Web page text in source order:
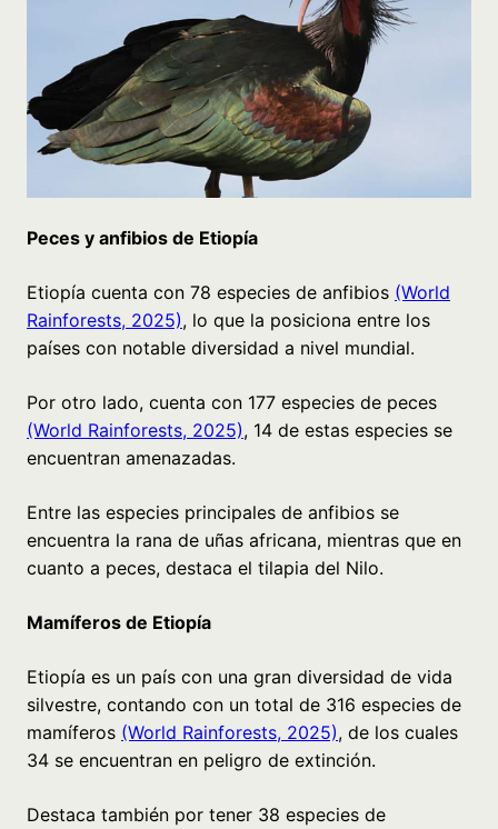
Peces y anfibios de Etiopía
Etiopía cuenta con 78 especies de anfibios (World
Rainforests, 2025), lo que la posiciona entre los
países con notable diversidad a nivel mundial.
Por otro lado, cuenta con 177 especies de peces
(World Rainforests, 2025), 14 de estas especies se
encuentran amenazadas.
Entre las especies principales de anfibios se
encuentra la rana de uñas africana, mientras que en
cuanto a peces, destaca el tilapia del Nilo.
Mamíferos de Etiopía
Etiopía es un país con una gran diversidad de vida
silvestre, contando con un total de 316 especies de
mamíferos (World Rainforests, 2025), de los cuales
34 se encuentran en peligro de extinción.
Destaca también por tener 38 especies de